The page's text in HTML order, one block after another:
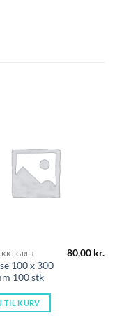
100 x 300
100 stk
80,00 kr.
TIL KURV